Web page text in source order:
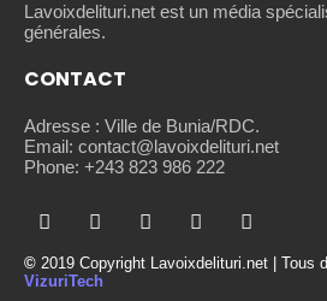
Lavoixdelituri.net est un média
générales.
CONTACT
Adresse : Ville de Bunia/RDC.
Email: contact@lavoixdelituri.net
Phone: +243 823 986 222
© 2019 Copyright Lavoixdelituri.net | Tous
VizuriTech